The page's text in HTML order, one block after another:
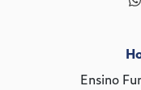
Ensino